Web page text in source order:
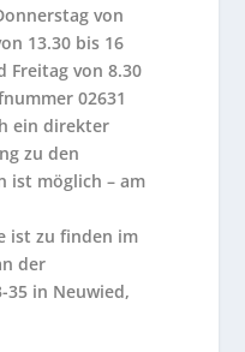
von
13.30 bis 16
Freitag von 8.30
02631
ein direkter
zu den
ist möglich – am
ist zu finden im
der
35 in Neuwied,